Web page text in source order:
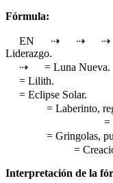
Fórmula:
EN ⇢ ⇢ ⇢
Liderazgo.
⇢
= Luna Nueva.
= Lilith.
= Eclipse Solar.
= Laberinto,
=
= Gringolas,
=
Interpretación de la